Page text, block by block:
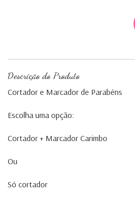
Descrição do Produto
Cortador e Marcador de Parabéns
Escolha uma opção:
Cortador + Marcador Carimbo
Ou
Só cortador